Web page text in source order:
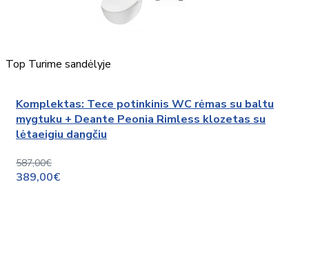
Top Turime sandėlyje
Komplektas: Tece potinkinis WC rėmas su baltu
mygtuku + Deante Peonia Rimless klozetas su
lėtaeigiu dangčiu
587,00€
389,00€